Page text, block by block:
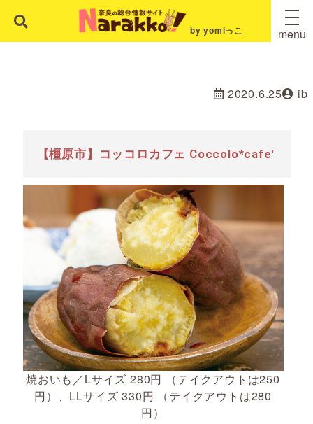
by yomiっこ menu
2020.6.25 ib
【橿原市】コッコロカフェ Coccolo*cafe'
焼おいも／Lサイズ 280円 （テイクアウトは250
円）、LLサイズ 330円 （テイクアウトは280
円）